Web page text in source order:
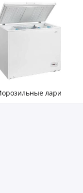
лари